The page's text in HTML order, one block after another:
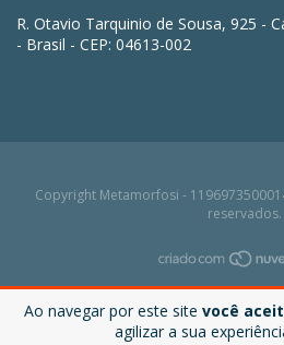
Ao navegar por este site você
agilizar a sua
R. Otavio Tarquinio de Sousa, 925 -
- Brasil - CEP: 04613-002
Copyright Metamorfosi -
reservados.